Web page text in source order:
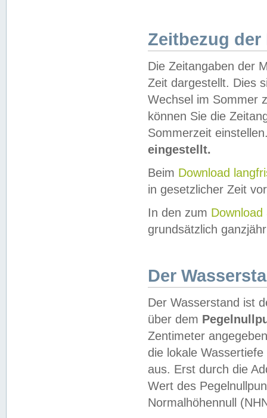
Zeitbezug der
Die Zeitangaben der
Zeit dargestellt. Dies
Wechsel im Sommer
können Sie die
Sommerzeit
eingestellt.
Beim Download
in gesetzlicher Zeit
In den zum Download
grundsätzlich
Der
Der Wasserstand ist
über dem
Zentimeter
die lokale
aus. Erst durch die
Wert des
Normalhöhennull